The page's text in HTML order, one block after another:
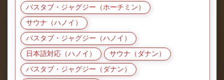
バスタブ・ジャグジー（ホーチミン）
サウナ（ハノイ）
バスタブ・ジャグジー（ハノイ）
日本語対応（ハノイ） サウナ（ダナン）
バスタブ・ジャグジー（ダナン）